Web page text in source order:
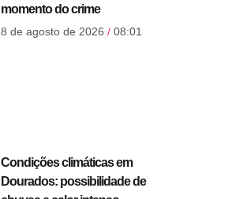
momento do crime
8 de agosto de 2026 08:01
Condições climáticas em
Dourados: possibilidade de